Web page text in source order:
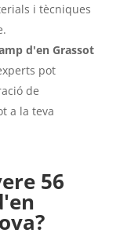
i tècniques
d'en Grassot
pot
de
a la teva
56